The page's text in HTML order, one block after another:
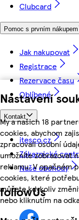
Nastavení
My a našich 18
cookies, abychom
zpracovali osobní
umožníte zobrazovat
reklamu. V opačném
cookies, které
můžete kdykoliv
nebo kliknutím na
Clubcard
Pomoc s prvním nákupem
Jak nakupovat
Registrace
Rezervace času
Oblíbené
Kontakt
itesco.cz
Zákaznické
Naše obchody
followUs